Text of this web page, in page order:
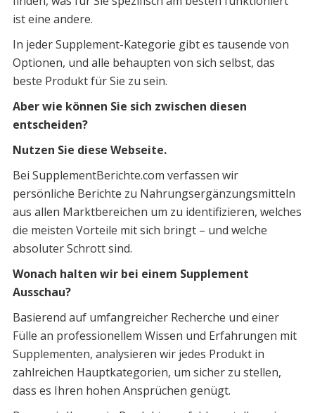
ist eine andere.
In jeder Supplement-Kategorie gibt es tausende von
Optionen, und alle behaupten von sich selbst, das
beste Produkt für Sie zu sein.
Aber wie können Sie sich zwischen diesen
entscheiden?
Nutzen Sie diese Webseite.
Bei SupplementBerichte.com verfassen wir
persönliche Berichte zu Nahrungsergänzungsmitteln
aus allen Marktbereichen um zu identifizieren, welches
die meisten Vorteile mit sich bringt – und welche
absoluter Schrott sind.
Wonach halten wir bei einem Supplement
Ausschau?
Basierend auf umfangreicher Recherche und einer
Fülle an professionellem Wissen und Erfahrungen mit
Supplementen, analysieren wir jedes Produkt in
zahlreichen Hauptkategorien, um sicher zu stellen,
dass es Ihren hohen Ansprüchen genügt.